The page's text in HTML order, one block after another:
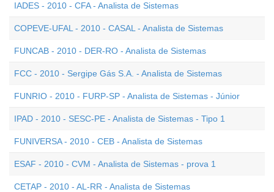
IADES - 2010 - CFA - Analista de Sistemas
COPEVE-UFAL - 2010 - CASAL - Analista de Sistemas
FUNCAB - 2010 - DER-RO - Analista de Sistemas
FCC - 2010 - Sergipe Gás S.A. - Analista de Sistemas
FUNRIO - 2010 - FURP-SP - Analista de Sistemas - Júnior
IPAD - 2010 - SESC-PE - Analista de Sistemas - Tipo 1
FUNIVERSA - 2010 - CEB - Analista de Sistemas
ESAF - 2010 - CVM - Analista de Sistemas - prova 1
CETAP - 2010 - AL-RR - Analista de Sistemas